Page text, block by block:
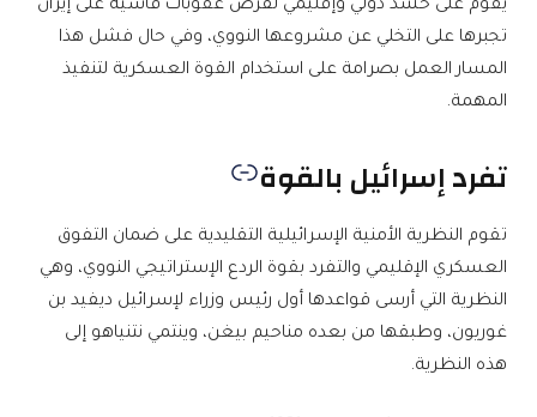
يقوم على حشد دولي وإقليمي لفرض عقوبات قاسية على إيران
تجبرها على التخلي عن مشروعها النووي، وفي حال فشل هذا
المسار العمل بصرامة على استخدام القوة العسكرية لتنفيذ
المهمة.
تفرد إسرائيل بالقوة
تقوم النظرية الأمنية الإسرائيلية التقليدية على ضمان التفوق
العسكري الإقليمي والتفرد بقوة الردع الإستراتيجي النووي، وهي
النظرية التي أرسى قواعدها أول رئيس وزراء لإسرائيل ديفيد بن
غوريون، وطبقها من بعده مناحيم بيغن، وينتمي نتنياهو إلى
هذه النظرية.